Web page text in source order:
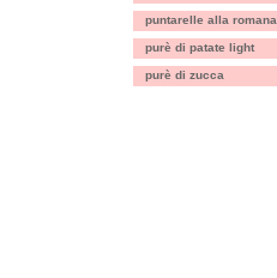
puntarelle alla romana
purè di patate light
purè di zucca